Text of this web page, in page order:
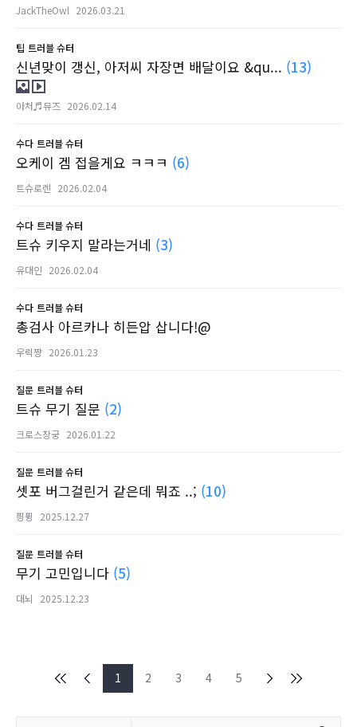
JackTheOwl 2026.03.21
팁 트러블 슈터
신년맞이 갱신, 아저씨 자장면 배달이요 &qu... (13)
아처♬뮤즈 2026.02.14
수다 트러블 슈터
오케이 겜 접을게요 ㅋㅋㅋ (6)
트슈로렌 2026.02.04
수다 트러블 슈터
트슈 키우지 말라는거네 (3)
유대인 2026.02.04
수다 트러블 슈터
총검사 아르카나 히든압 삽니다!@
우럭쨩 2026.01.23
질문 트러블 슈터
트슈 무기 질문 (2)
크로스장궁 2026.01.22
질문 트러블 슈터
셋포 버그걸린거 같은데 뭐죠 ..; (10)
픵퓡 2025.12.27
질문 트러블 슈터
무기 고민입니다 (5)
대뇌 2025.12.23
1 2 3 4 5